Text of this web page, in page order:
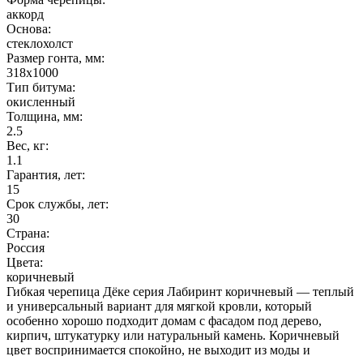
аккорд
Основа:
стеклохолст
Размер гонта, мм:
318x1000
Тип битума:
окисленный
Толщина, мм:
2.5
Вес, кг:
1.1
Гарантия, лет:
15
Срок службы, лет:
30
Страна:
Россия
Цвета:
коричневый
Гибкая черепица Дёке серия Лабиринт коричневый — теплый
и универсальный вариант для мягкой кровли, который
особенно хорошо подходит домам с фасадом под дерево,
кирпич, штукатурку или натуральный камень. Коричневый
цвет воспринимается спокойно, не выходит из моды и